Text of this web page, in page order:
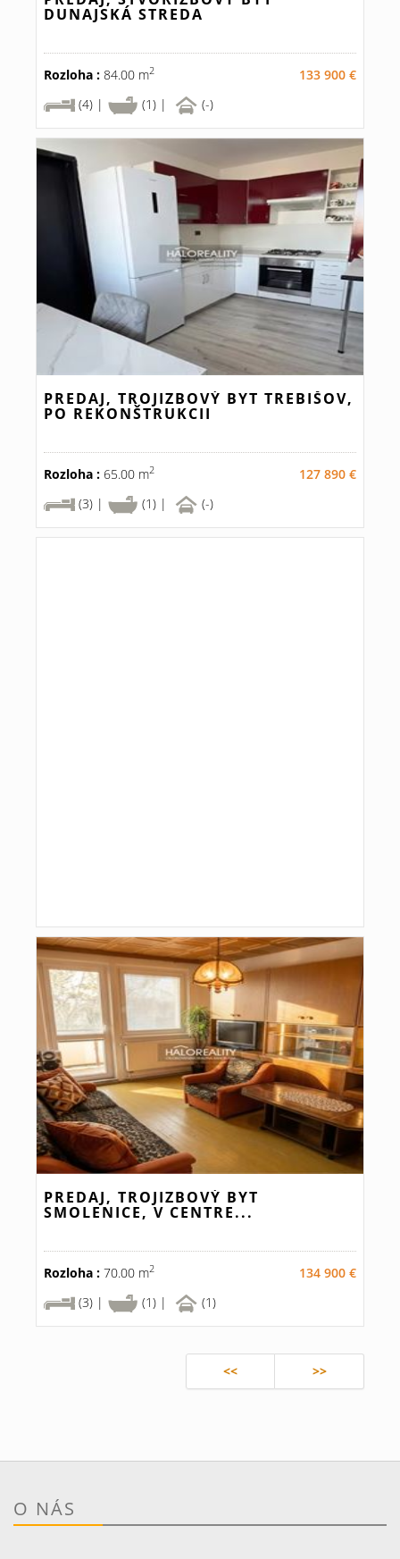
DUNAJSKÁ STREDA
Rozloha : 84.00 m2
133 900 €
(4) |
(1) | (-)
PREDAJ, TROJIZBOVÝ BYT TREBIŠOV,
PO REKONŠTRUKCII
Rozloha : 65.00 m2
127 890 €
(3) |
(1) | (-)
PREDAJ, TROJIZBOVÝ BYT
SMOLENICE, V CENTRE...
Rozloha : 70.00 m2
134 900 €
(3) |
(1) | (1)
<< >>
O NÁS